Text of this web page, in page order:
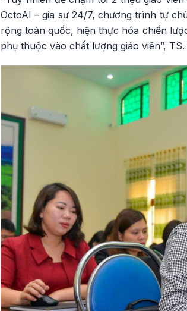
OctoAI – gia sư 24/7, chương trình tự
rộng toàn quốc, hiện thực hóa chiến
phụ thuộc vào chất lượng giáo viên”,